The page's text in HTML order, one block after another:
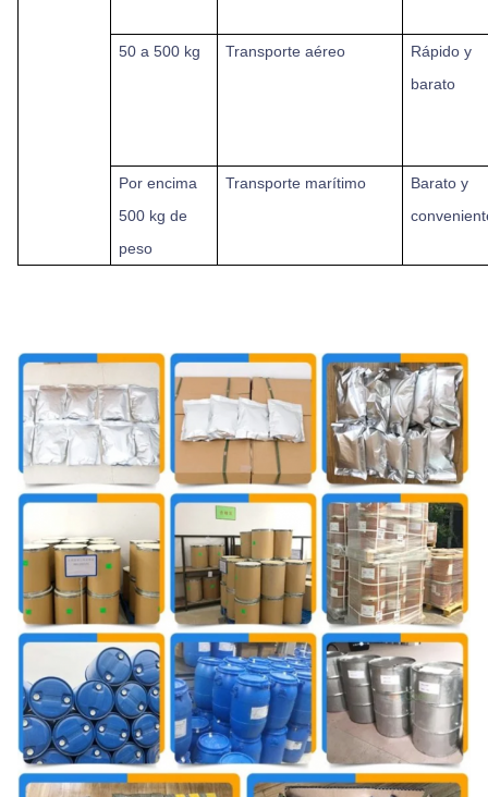
50 a 500 kg Transporte aéreo
Rápido y
barato
Por encima
500 kg de
peso
Transporte marítimo
Barato y